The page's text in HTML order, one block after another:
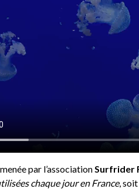
par l’associationSurfrider
chaque jour en France,